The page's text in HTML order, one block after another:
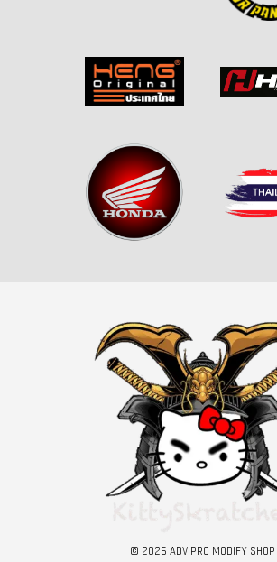
© 2026 ADV PRO MODIFY SHOP